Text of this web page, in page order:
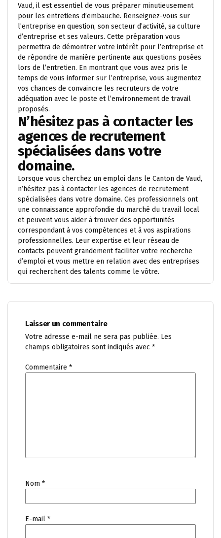
Vaud, il est essentiel de vous préparer minutieusement
pour les entretiens d’embauche. Renseignez-vous sur
l’entreprise en question, son secteur d’activité, sa culture
d’entreprise et ses valeurs. Cette préparation vous
permettra de démontrer votre intérêt pour l’entreprise et
de répondre de manière pertinente aux questions posées
lors de l’entretien. En montrant que vous avez pris le
temps de vous informer sur l’entreprise, vous augmentez
vos chances de convaincre les recruteurs de votre
adéquation avec le poste et l’environnement de travail
proposés.
N’hésitez pas à contacter les
agences de recrutement
spécialisées dans votre
domaine.
Lorsque vous cherchez un emploi dans le Canton de Vaud,
n’hésitez pas à contacter les agences de recrutement
spécialisées dans votre domaine. Ces professionnels ont
une connaissance approfondie du marché du travail local
et peuvent vous aider à trouver des opportunités
correspondant à vos compétences et à vos aspirations
professionnelles. Leur expertise et leur réseau de
contacts peuvent grandement faciliter votre recherche
d’emploi et vous mettre en relation avec des entreprises
qui recherchent des talents comme le vôtre.
Laisser un commentaire
Votre adresse e-mail ne sera pas publiée. Les
champs obligatoires sont indiqués avec *
Commentaire *
Nom *
E-mail *